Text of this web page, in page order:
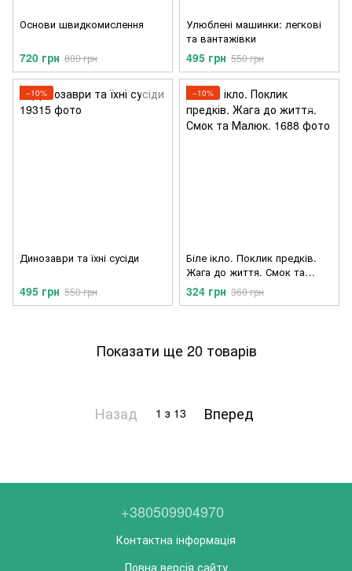
Основи швидкомислення
720 грн 800 грн
Улюблені машинки: легкові
та вантажівки
495 грн 550 грн
−10%
Динозаври та їхні сусіди
495 грн 550 грн
−10%
Біле ікло. Поклик предків.
Жага до життя. Смок та
Малюк.
324 грн 360 грн
Показати ще 20 товарів
Назад 1 з 13 Вперед
+380509904970
Контактна інформація
Повна версія сайту